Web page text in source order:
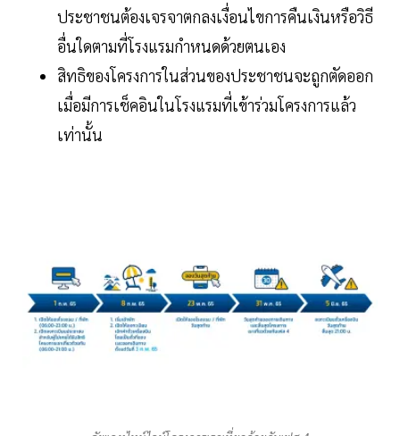
ประชาชนต้องเจรจาตกลงเงื่อนไขการคืนเงินหรือวิธี
อื่นใดตามที่โรงแรมกำหนดด้วยตนเอง
สิทธิของโครงการในส่วนของประชาชนจะถูกตัดออก
เมื่อมีการเช็คอินในโรงแรมที่เข้าร่วมโครงการแล้ว
เท่านั้น